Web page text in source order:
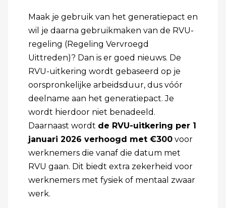
Maak je gebruik van het generatiepact en
wil je daarna gebruikmaken van de RVU-
regeling (Regeling Vervroegd
Uittreden)? Dan is er goed nieuws. De
RVU-uitkering wordt gebaseerd op je
oorspronkelijke arbeidsduur, dus vóór
deelname aan het generatiepact. Je
wordt hierdoor niet benadeeld.
Daarnaast wordt de RVU-uitkering per 1
januari 2026 verhoogd met €300 voor
werknemers die vanaf die datum met
RVU gaan. Dit biedt extra zekerheid voor
werknemers met fysiek of mentaal zwaar
werk.